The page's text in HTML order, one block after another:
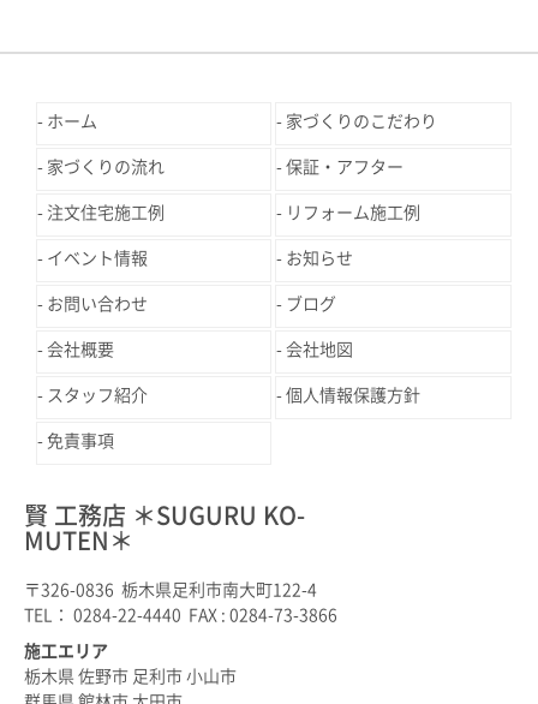
ホーム 家づくりのこだわり
家づくりの流れ 保証・アフター
注文住宅施工例 リフォーム施工例
イベント情報 お知らせ
お問い合わせ ブログ
会社概要 会社地図
スタッフ紹介 個人情報保護方針
免責事項
賢 工務店 ＊SUGURU KO-
MUTEN＊
〒326-0836 栃木県足利市南大町122-4
TEL： 0284-22-4440 FAX : 0284-73-3866
施工エリア
栃木県 佐野市 足利市 小山市